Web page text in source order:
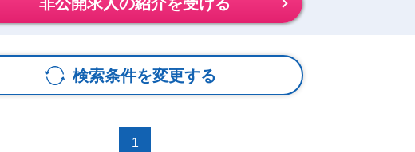
検索条件を変更する
1